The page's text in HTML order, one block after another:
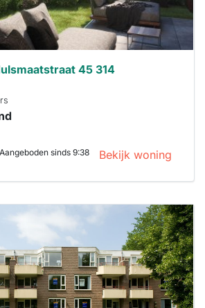
45 314
Aangeboden sinds 9:38 Bekijk woning